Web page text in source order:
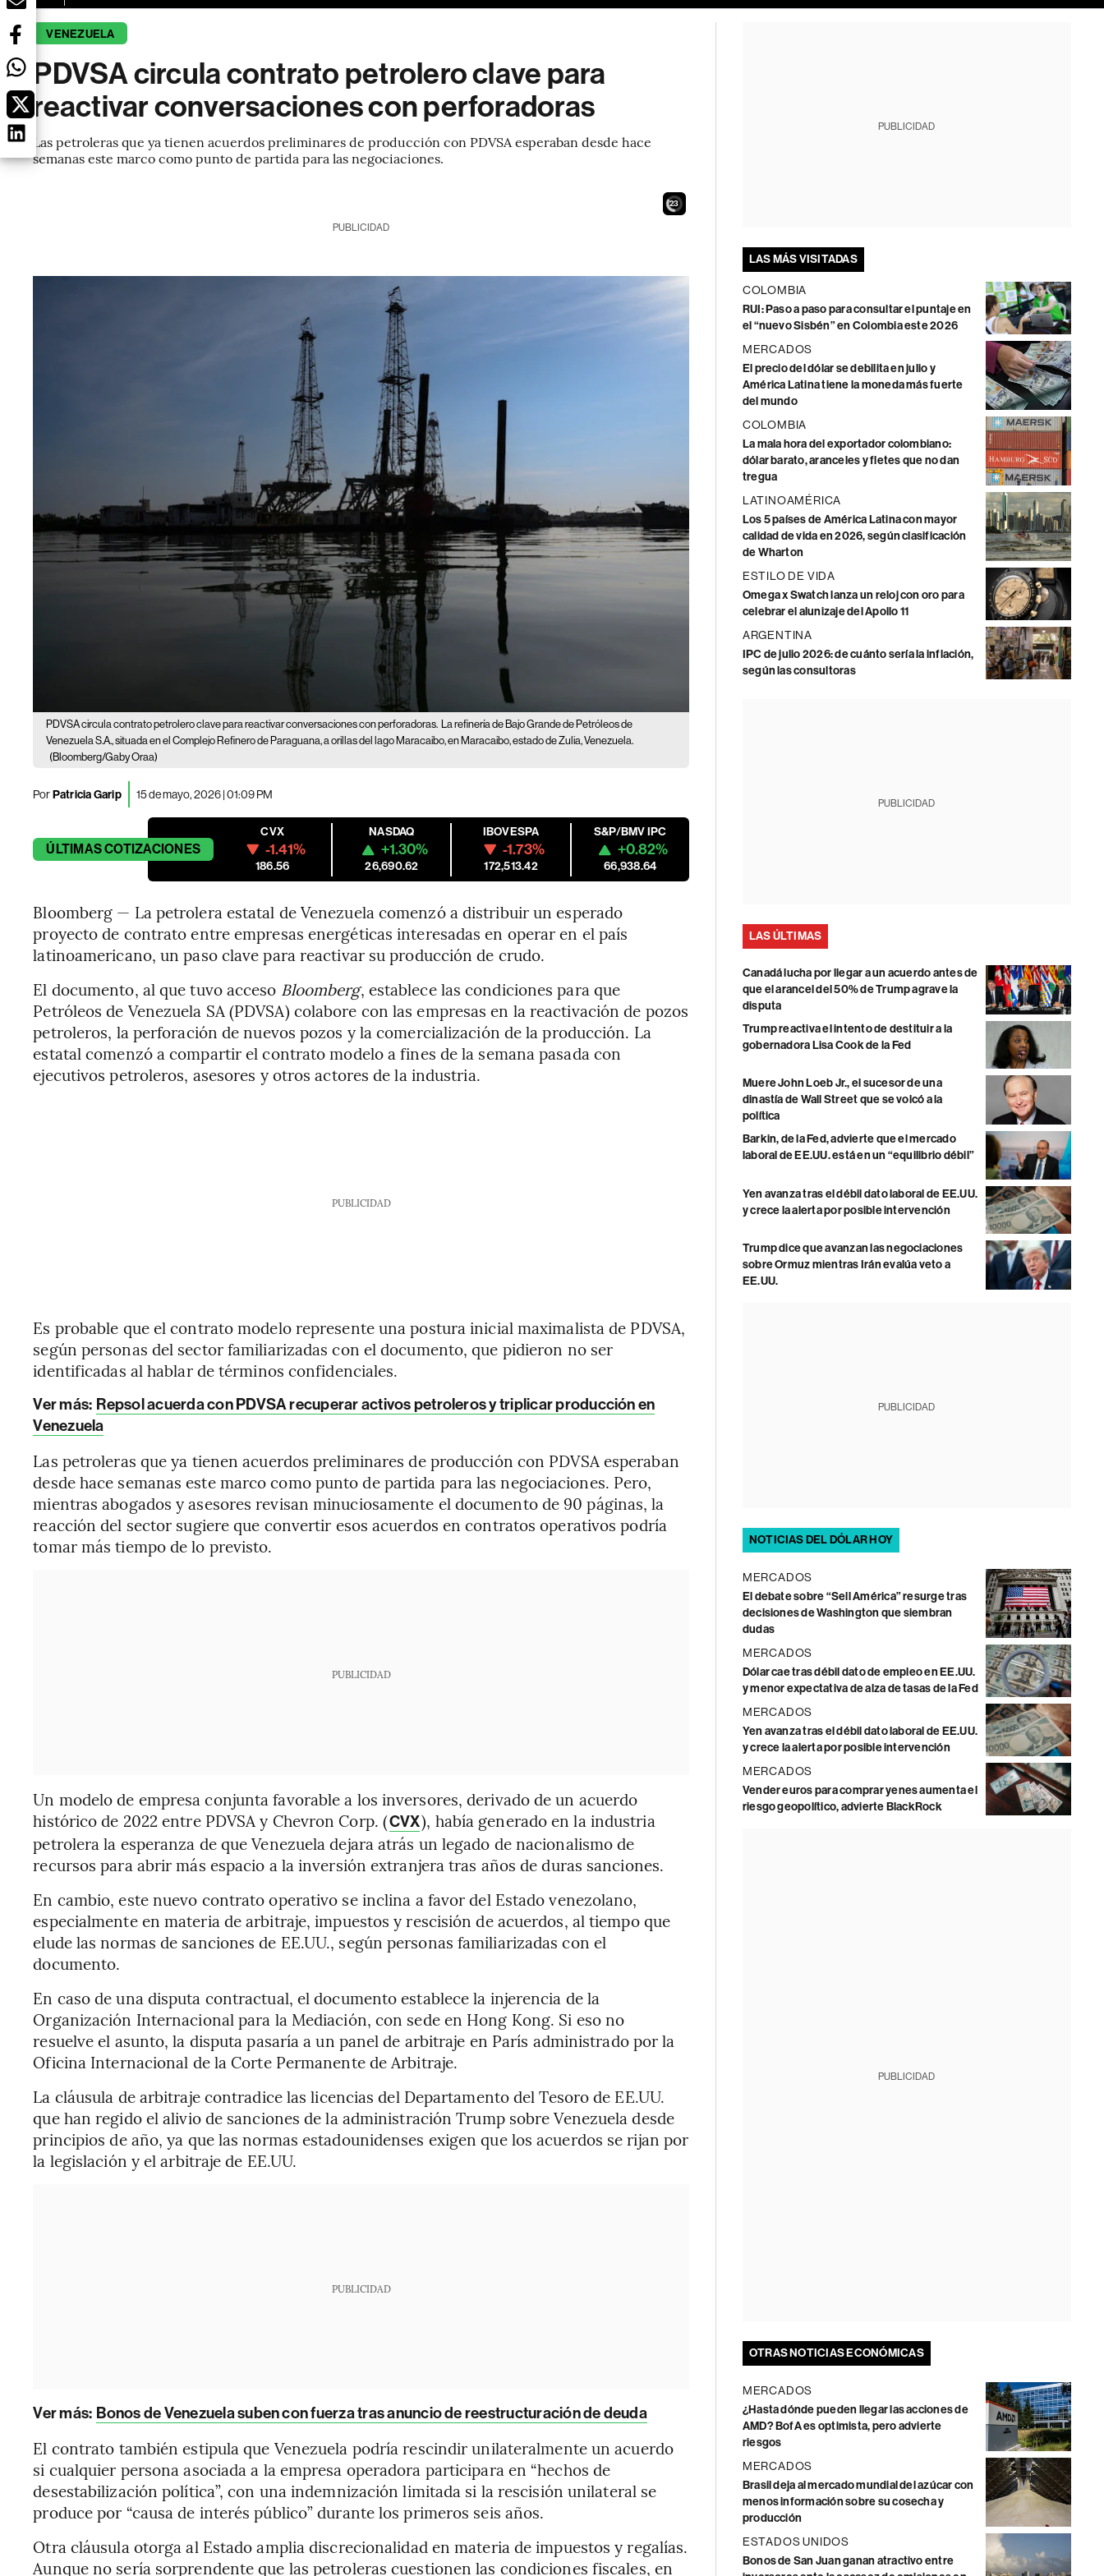
VENEZUELA
PDVSA circula contrato petrolero clave para
reactivar conversaciones con perforadoras
Las petroleras que ya tienen acuerdos preliminares de producción con PDVSA esperaban desde hace
semanas este marco como punto de partida para las negociaciones.
21
PUBLICIDAD
PDVSA circula contrato petrolero clave para reactivar conversaciones con perforadoras. La refinería de Bajo Grande de Petróleos de
Venezuela S.A., situada en el Complejo Refinero de Paraguana, a orillas del lago Maracaibo, en Maracaibo, estado de Zulia, Venezuela.
(Bloomberg/Gaby Oraa)
PorPatricia Garip 15 de mayo, 2026 | 01:09 PM
ÚLTIMASCOTIZACIONES
CVX
-1.41%
186.56
NASDAQ
+1.30%
26,690.62
IBOVESPA
-1.73%
172,513.42
S&P/BMV IPC
+0.82%
66,938.64
Bloomberg — La petrolera estatal de Venezuela comenzó a distribuir un esperado
proyecto de contrato entre empresas energéticas interesadas en operar en el país
latinoamericano, un paso clave para reactivar su producción de crudo.
El documento, al que tuvo acceso Bloomberg, establece las condiciones para que
Petróleos de Venezuela SA (PDVSA) colabore con las empresas en la reactivación de pozos
petroleros, la perforación de nuevos pozos y la comercialización de la producción. La
estatal comenzó a compartir el contrato modelo a fines de la semana pasada con
ejecutivos petroleros, asesores y otros actores de la industria.
PUBLICIDAD
Es probable que el contrato modelo represente una postura inicial maximalista de PDVSA,
según personas del sector familiarizadas con el documento, que pidieron no ser
identificadas al hablar de términos confidenciales.
Ver más: Repsol acuerda con PDVSA recuperar activos petroleros y triplicar producción en
Venezuela
Las petroleras que ya tienen acuerdos preliminares de producción con PDVSA esperaban
desde hace semanas este marco como punto de partida para las negociaciones. Pero,
mientras abogados y asesores revisan minuciosamente el documento de 90 páginas, la
reacción del sector sugiere que convertir esos acuerdos en contratos operativos podría
tomar más tiempo de lo previsto.
PUBLICIDAD
Un modelo de empresa conjunta favorable a los inversores, derivado de un acuerdo
histórico de 2022 entre PDVSA y Chevron Corp. (CVX), había generado en la industria
petrolera la esperanza de que Venezuela dejara atrás un legado de nacionalismo de
recursos para abrir más espacio a la inversión extranjera tras años de duras sanciones.
En cambio, este nuevo contrato operativo se inclina a favor del Estado venezolano,
especialmente en materia de arbitraje, impuestos y rescisión de acuerdos, al tiempo que
elude las normas de sanciones de EE.UU., según personas familiarizadas con el
documento.
En caso de una disputa contractual, el documento establece la injerencia de la
Organización Internacional para la Mediación, con sede en Hong Kong. Si eso no
resuelve el asunto, la disputa pasaría a un panel de arbitraje en París administrado por la
Oficina Internacional de la Corte Permanente de Arbitraje.
La cláusula de arbitraje contradice las licencias del Departamento del Tesoro de EE.UU.
que han regido el alivio de sanciones de la administración Trump sobre Venezuela desde
principios de año, ya que las normas estadounidenses exigen que los acuerdos se rijan por
la legislación y el arbitraje de EE.UU.
PUBLICIDAD
Ver más: Bonos de Venezuela suben con fuerza tras anuncio de reestructuración de deuda
El contrato también estipula que Venezuela podría rescindir unilateralmente un acuerdo
si cualquier persona asociada a la empresa operadora participara en “hechos de
desestabilización política”, con una indemnización limitada si la rescisión unilateral se
produce por “causa de interés público” durante los primeros seis años.
Otra cláusula otorga al Estado amplia discrecionalidad en materia de impuestos y regalías.
Aunque no sería sorprendente que las petroleras cuestionen las condiciones fiscales, en
PUBLICIDAD
LAS MÁS VISITADAS
COLOMBIA
RUI: Paso a paso para consultar el puntaje en
el “nuevo Sisbén” en Colombia este 2026
MERCADOS
El precio del dólar se debilita en julio y
América Latina tiene la moneda más fuerte
del mundo
COLOMBIA
La mala hora del exportador colombiano:
dólar barato, aranceles y fletes que no dan
tregua
LATINOAMÉRICA
Los 5 países de América Latina con mayor
calidad de vida en 2026, según clasificación
de Wharton
ESTILO DE VIDA
Omega x Swatch lanza un reloj con oro para
celebrar el alunizaje del Apollo 11
ARGENTINA
IPC de julio 2026: de cuánto sería la inflación,
según las consultoras
PUBLICIDAD
LAS ÚLTIMAS
Canadá lucha por llegar a un acuerdo antes de
que el arancel del 50% de Trump agrave la
disputa
Trump reactiva el intento de destituir a la
gobernadora Lisa Cook de la Fed
Muere John Loeb Jr., el sucesor de una
dinastía de Wall Street que se volcó a la
política
Barkin, de la Fed, advierte que el mercado
laboral de EE.UU. está en un “equilibrio débil”
Yen avanza tras el débil dato laboral de EE.UU.
y crece la alerta por posible intervención
Trump dice que avanzan las negociaciones
sobre Ormuz mientras Irán evalúa veto a
EE.UU.
PUBLICIDAD
NOTICIAS DEL DÓLAR HOY
MERCADOS
El debate sobre “Sell América” resurge tras
decisiones de Washington que siembran
dudas
MERCADOS
Dólar cae tras débil dato de empleo en EE.UU.
y menor expectativa de alza de tasas de la Fed
MERCADOS
Yen avanza tras el débil dato laboral de EE.UU.
y crece la alerta por posible intervención
MERCADOS
Vender euros para comprar yenes aumenta el
riesgo geopolítico, advierte BlackRock
PUBLICIDAD
OTRAS NOTICIAS ECONÓMICAS
MERCADOS
¿Hasta dónde pueden llegar las acciones de
AMD? BofA es optimista, pero advierte
riesgos
MERCADOS
Brasil deja al mercado mundial del azúcar con
menos información sobre su cosecha y
producción
ESTADOS UNIDOS
Bonos de San Juan ganan atractivo entre